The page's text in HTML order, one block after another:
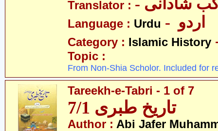
Translator : شادانی
Language : Urdu
Category : Islamic History
Topic :
From Non-Shia Scholor. Included for
Tareekh-e-Tabri - 1 of 7
تاریخ طبری 7/1
Author : Abi Jafer